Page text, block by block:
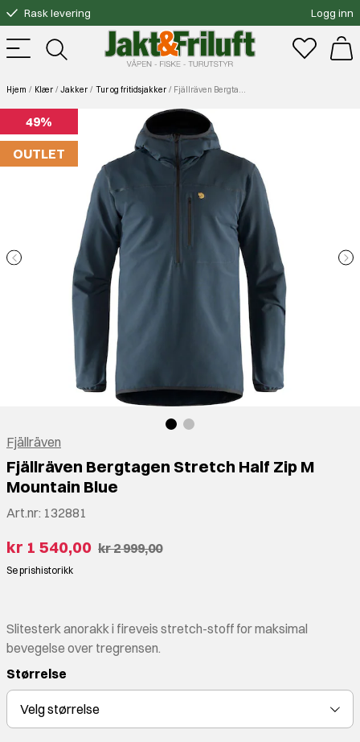
Rask levering
Gratis bytte
Fri frakt over 3000.-
Logg inn
Hjem Klær Jakker Tur og fritidsjakker Fjällräven Bergtagen Stretch Half Zip M Mountain Blue
49%
OUTLET
Fjällräven
Fjällräven Bergtagen Stretch Half Zip M
Mountain Blue
Art.nr: 132881
kr 1 540,00 kr 2 999,00
Se prishistorikk
Slitesterk anorakk i fireveis stretch-stoff for maksimal
bevegelse over tregrensen.
Størrelse
Velgstørrelse